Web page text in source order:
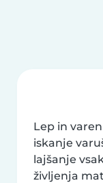
Lep in
iskanje
lajšanje
življenja